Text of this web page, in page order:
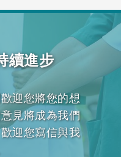
續進步
迎您將您的想
見將成為我們
迎您寫信與我